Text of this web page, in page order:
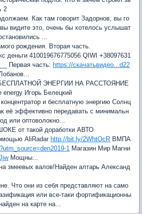
2
Как там говорит Задорнов, вы го
видите это, очень бы хотелось услышат
...
рождения. Вторая часть.
деньги 410019676775056 QIWI +38097631
Первая часть: https://скачатьвидео...d22
ЭНЕРГИИ НА РАССТОЯНИЕ
energy Игорь Белецкий
и бесплатную энергию Солнц
её эффективно передавать с минимальн
или оптоволокно...
от такой доработки АВТО
AliRadar http://bit.ly/2WhtOcR ВМПА
1 Магазин Мир Магни
Мощны...
змеевых валов!Найден алтарь Александ
Что они из себя представляют на само
или все-таки фортификационны
на карте на...